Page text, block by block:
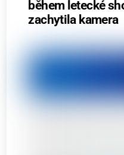
během letecké
zachytila kamera